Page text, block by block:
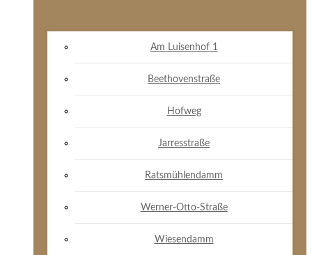
Am Luisenhof 1
Beethovenstraße
Hofweg
Jarresstraße
Ratsmühlendamm
Werner-Otto-Straße
Wiesendamm